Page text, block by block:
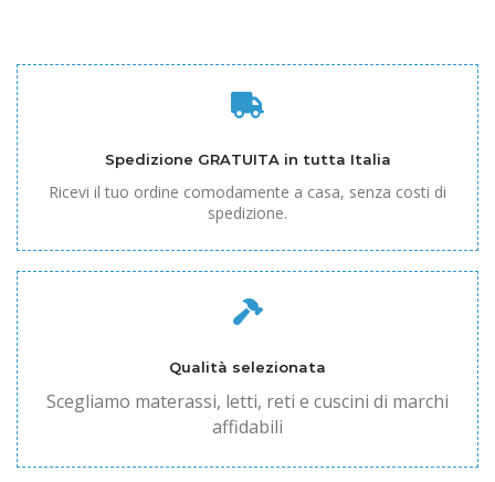
Spedizione GRATUITA in tutta Italia
Ricevi il tuo ordine comodamente a casa, senza costi di
spedizione.
Qualità selezionata
Scegliamo materassi, letti, reti e cuscini di marchi
affidabili